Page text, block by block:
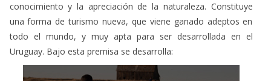
se va a desarrollar el próximo 9 de marzo, el2° Festival de
Astroturismo del Uruguay, la “Star Party”promoviendo y
divulgando la conservación de los cielos oscuros como parte
de su naturaleza en un entorno único.
En este festival se conjuga divulgación científico-astronómica,